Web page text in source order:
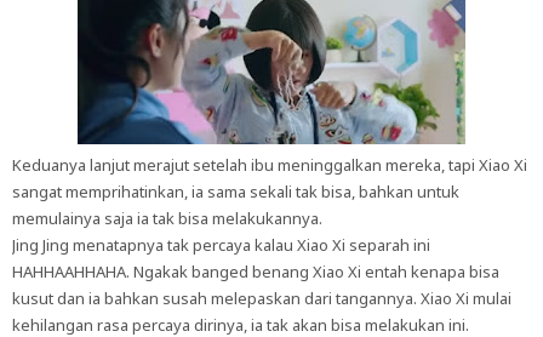
Keduanya lanjut merajut setelah ibu meninggalkan mereka, tapi Xiao Xi
sangat memprihatinkan, ia sama sekali tak bisa, bahkan untuk
memulainya saja ia tak bisa melakukannya.
Jing Jing menatapnya tak percaya kalau Xiao Xi separah ini
HAHHAAHHAHA. Ngakak banged benang Xiao Xi entah kenapa bisa
kusut dan ia bahkan susah melepaskan dari tangannya. Xiao Xi mulai
kehilangan rasa percaya dirinya, ia tak akan bisa melakukan ini.